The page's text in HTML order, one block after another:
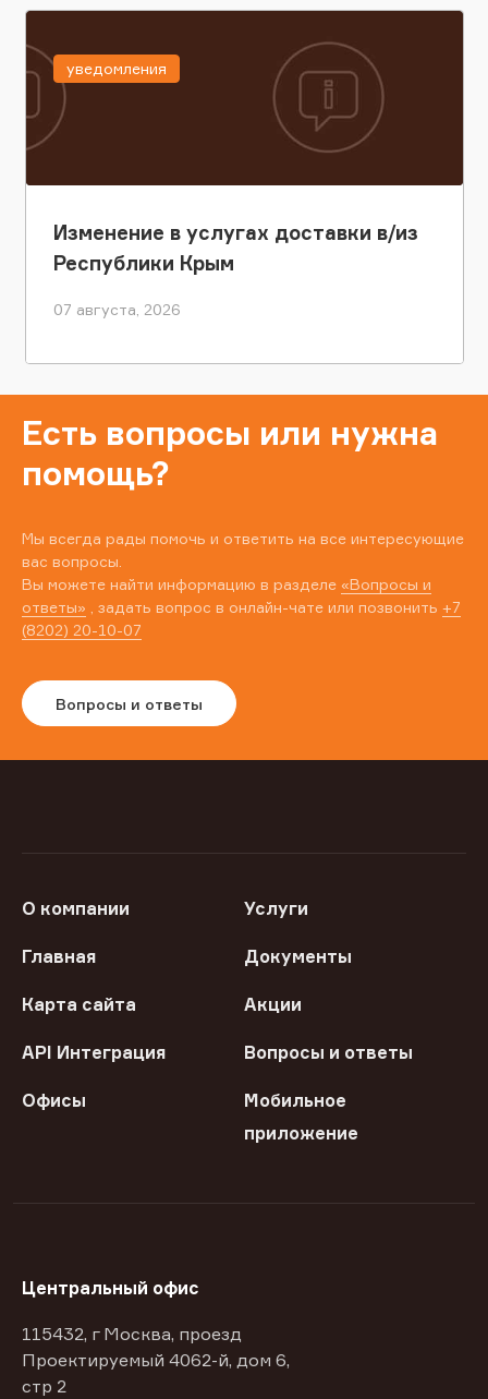
Изменение в услугах доставки в/из
Республики Крым
07 августа, 2026
уведомления
Есть вопросы или нужна
помощь?
Мы всегда рады помочь и ответить на все интересующие
вас вопросы.
Вы можете найти информацию в разделе «Вопросы и
ответы» , задать вопрос в онлайн-чате или позвонить +7
(8202) 20-10-07
Вопросы и ответы
О компании Услуги
Главная Документы
Карта сайта Акции
API Интеграция Вопросы и ответы
Офисы
Мобильное
приложение
Центральный офис
115432, г Москва, проезд
Проектируемый 4062-й, дом 6,
стр 2